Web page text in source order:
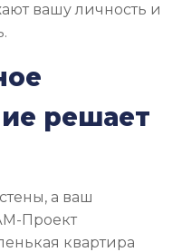
вашу личность и
решает
а ваш
Проект
квартира